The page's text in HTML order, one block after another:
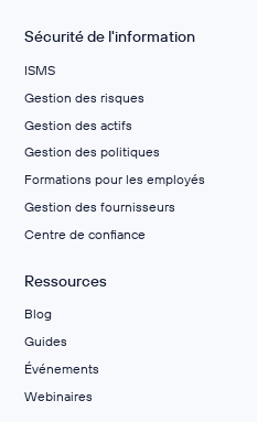
Sécurité de l'information
ISMS
Gestion des risques
Gestion des actifs
Gestion des politiques
Formations pour les employés
Gestion des fournisseurs
Centre de confiance
Ressources
Blog
Guides
Événements
Webinaires